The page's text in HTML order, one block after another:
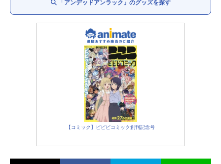
村瀬歩
クローゼス：福島潤
「アンデッドアンラック」のグッズを探す
【コミック】ビビビコミック創刊記念号